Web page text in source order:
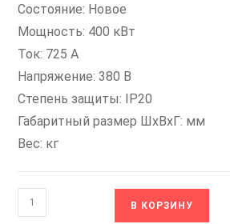
Состояние: Новое
Мощность: 400 кВт
Ток: 725 А
Напряжение: 380 В
Степень защиты: IP20
Габаритный размер ШхВхГ: мм
Вес: кг
Количество
товара
В КОРЗИНУ